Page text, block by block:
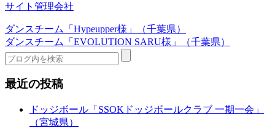
サイト管理会社
ダンスチーム「Hypeupper様」（千葉県）
ダンスチーム「EVOLUTION SARU様」（千葉県）
最近の投稿
ドッジボール「SSOKドッジボールクラブ 一期一会」
（宮城県）